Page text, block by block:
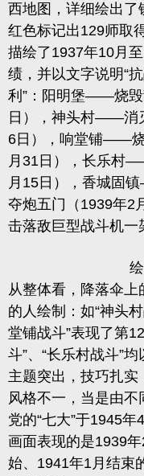
西地图，详细绘出了
红色标记出129师取
描绘了1937年10月
绩，并以文字说明“
利”：阳明堡——烧毁
日），神头村——消
6日），响堂铺——
月31日），长乐村
月15日），香城固
夺炮五门（1939年
击落敌巨型战斗机
从整体看，降落伞
的人绘制：如“神头
堂铺战斗”表现了第
斗”、“长乐村战斗”
主题突出，技巧扎
风格不一，当是由不
党的“七大”于1945
画面表现的是1939
始、1941年1月结束